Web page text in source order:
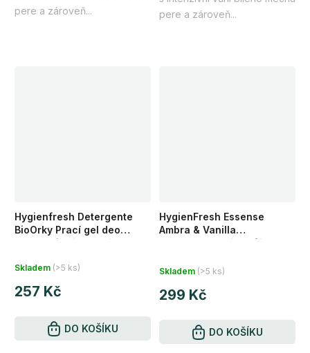
pere a zároveň...
pere a zároveň...
Hygienfresh Detergente
BioOrky Prací gel deo
enzymatický na bílé a
hodnocení
produktu
Skladem (>5 ks)
257 Kč
DO KOŠÍKU
HygienFresh Essense
Ambra & Vanilla
Koncentrovaný parfém do
Skladem (>5 ks)
299 Kč
DO KOŠÍKU